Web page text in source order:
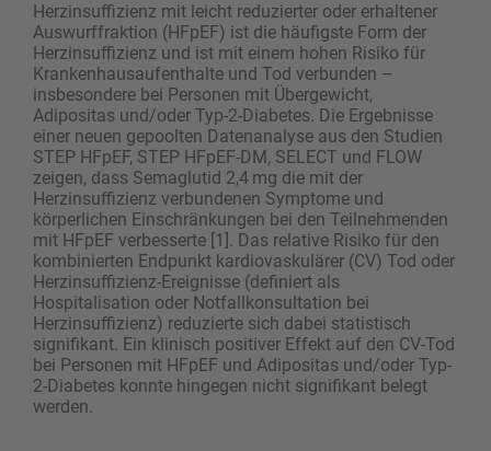
Herzinsuffizienz mit leicht reduzierter oder erhaltener
Auswurffraktion (HFpEF) ist die häufigste Form der
Herzinsuffizienz und ist mit einem hohen Risiko für
Krankenhausaufenthalte und Tod verbunden –
insbesondere bei Personen mit Übergewicht,
Adipositas und/oder Typ-2-Diabetes. Die Ergebnisse
einer neuen gepoolten Datenanalyse aus den Studien
STEP HFpEF, STEP HFpEF-DM, SELECT und FLOW
zeigen, dass Semaglutid 2,4 mg die mit der
Herzinsuffizienz verbundenen Symptome und
körperlichen Einschränkungen bei den Teilnehmenden
mit HFpEF verbesserte [1]. Das relative Risiko für den
kombinierten Endpunkt kardiovaskulärer (CV) Tod oder
Herzinsuffizienz-Ereignisse (definiert als
Hospitalisation oder Notfallkonsultation bei
Herzinsuffizienz) reduzierte sich dabei statistisch
signifikant. Ein klinisch positiver Effekt auf den CV-Tod
bei Personen mit HFpEF und Adipositas und/oder Typ-
2-Diabetes konnte hingegen nicht signifikant belegt
werden.